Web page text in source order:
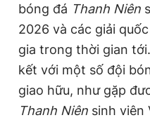
bóng đá Thanh Niên
2026 và các giải
gia trong thời gian
kết với một số đội
giao hữu, như gặp
Thanh Niên sinh viên